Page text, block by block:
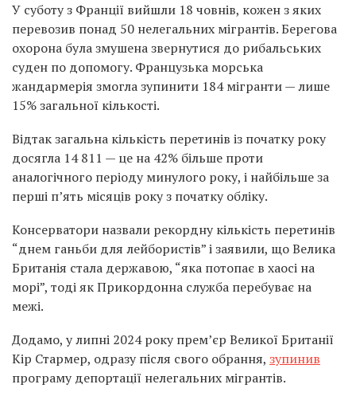
У суботу з Франції вийшли 18 човнів, кожен з яких
перевозив понад 50 нелегальних мігрантів. Берегова
охорона була змушена звернутися до рибальських
суден по допомогу. Французька морська
жандармерія змогла зупинити 184 мігранти — лише
15% загальної кількості.
Відтак загальна кількість перетинів із початку року
досягла 14 811 — це на 42% більше проти
аналогічного періоду минулого року, і найбільше за
перші п’ять місяців року з початку обліку.
Консерватори назвали рекордну кількість перетинів
“днем ганьби для лейбористів” і заявили, що Велика
Британія стала державою, “яка потопає в хаосі на
морі”, тоді як Прикордонна служба перебуває на
межі.
Додамо, у липні 2024 року прем’єр Великої Британії
Кір Стармер, одразу після свого обрання, зупинив
програму депортації нелегальних мігрантів.